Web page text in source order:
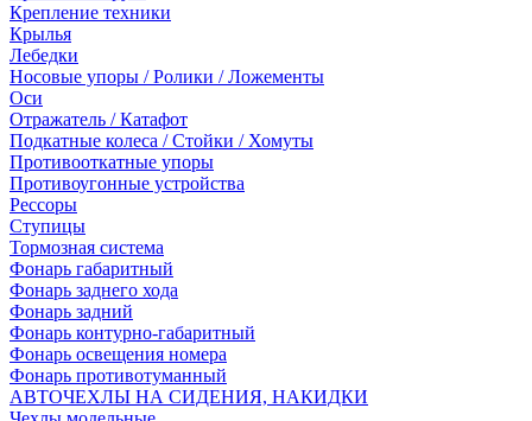
Крепление техники
Крылья
Лебедки
Носовые упоры / Ролики / Ложементы
Оси
Отражатель / Катафот
Подкатные колеса / Стойки / Хомуты
Противооткатные упоры
Противоугонные устройства
Рессоры
Ступицы
Тормозная система
Фонарь габаритный
Фонарь заднего хода
Фонарь задний
Фонарь контурно-габаритный
Фонарь освещения номера
Фонарь противотуманный
АВТОЧЕХЛЫ НА СИДЕНИЯ, НАКИДКИ